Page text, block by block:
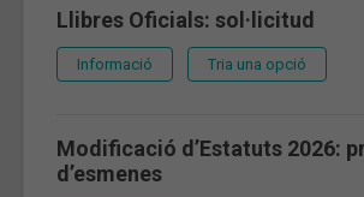
Llibres Oficials: sol·licitud
Informació Tria una opció
Modificació d’Estatuts 2026:
d’esmenes